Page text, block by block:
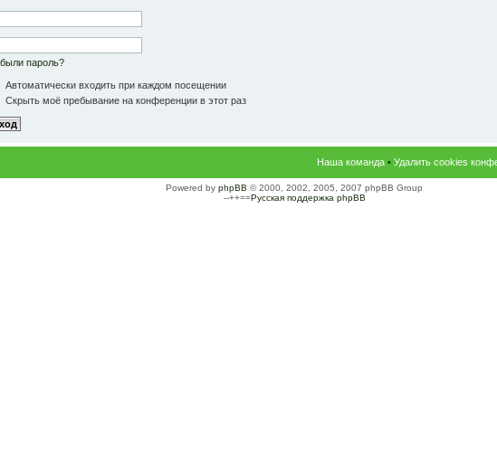
пароль?
Автоматически входить при каждом посещении
Скрыть моё пребывание на конференции в этот раз
Наша команда • Удалить cookies
Powered by phpBB © 2000, 2002, 2005, 2007 phpBB Group
--++==Русская поддержка phpBB